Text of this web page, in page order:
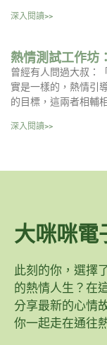
深入閱讀>>
熱情測試工作坊
曾經有人問過大叔：
實是一樣的，熱情引
的目標，這兩者相輔
深入閱讀>>
大咪咪電
此刻的你，選擇
的熱情人生？在
分享最新的心情
你一起走在通往